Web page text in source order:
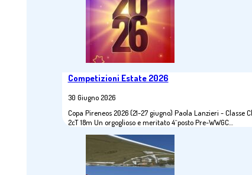
Competizioni Estate 2026
30 Giugno 2026
Copa Pireneos 2026 (21-27 giugno) Paola Lanzieri - Classe
2cT 18m Un orgoglioso e meritato 4^posto Pre-WWGC…